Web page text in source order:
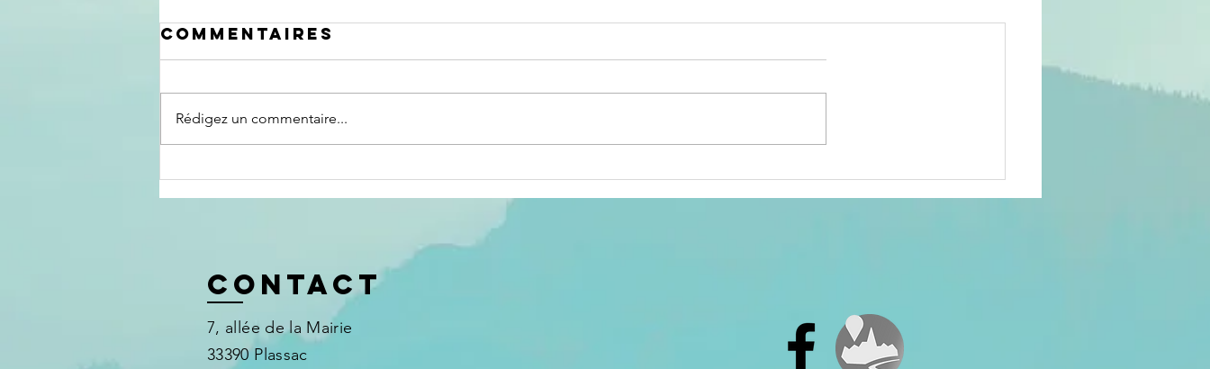
Formation
sensibilisation
ACTIV'ÉTÉ :
sélection des
animations du
3 au 8 août
Secours
populaire
Commentaires
Rédigez un commentaire...
Contact
7, allée de la Mairie
33390 Plassac